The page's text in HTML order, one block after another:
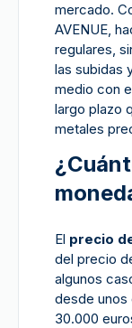
mercado.
AVENUE,
regulares,
las subidas
medio con
largo plazo
metales
El precio
del precio
algunos
desde unos
30.000